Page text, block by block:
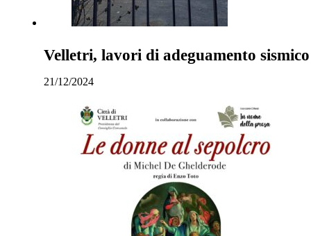
Velletri, lavori di adeguamento
21/12/2024